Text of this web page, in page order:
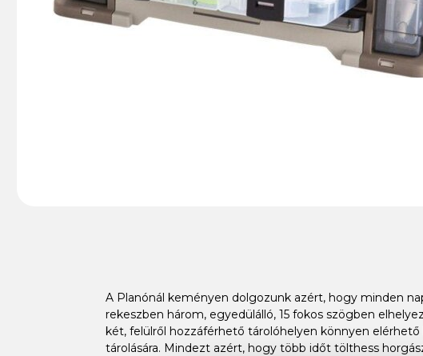
A Planónál keményen dolgozunk azért, hogy minden
rekeszben három, egyedülálló, 15 fokos szögben
két, felülről hozzáférhető tárolóhelyen könnyen
tárolására. Mindezt azért, hogy több időt tölthess